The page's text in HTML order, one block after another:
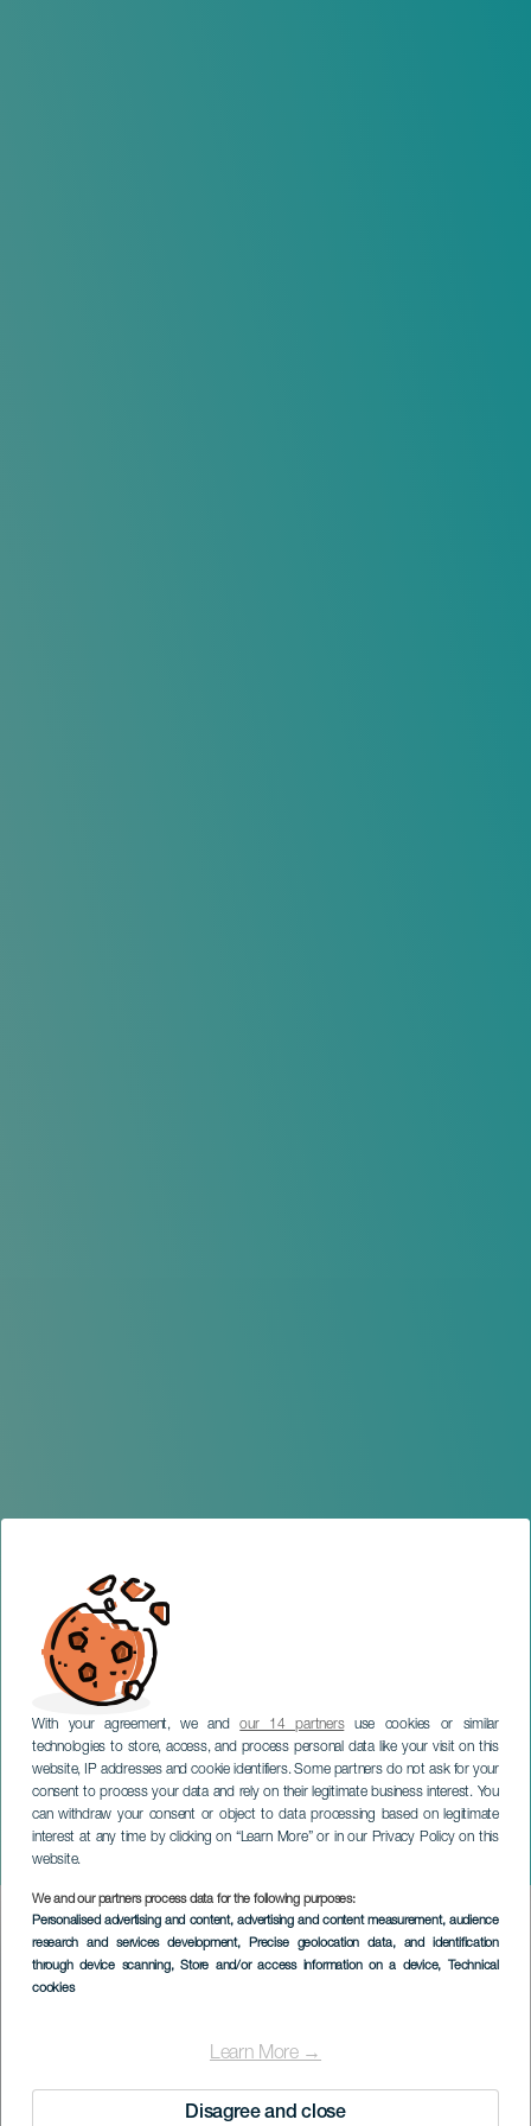
With your agreement, we andour 14 partnersuse cookies or similar
technologies to store, access, and process personal data like your visit on this
website, IP addresses and cookie identifiers. Some partners do not ask for your
consent to process your data and rely on their legitimate business interest. You
can withdraw your consent or object to data processing based on legitimate
interest at any time by clicking on “Learn More” or in our Privacy Policy on this
website.
We and our partners process data for the following purposes:
Personalised advertising and content, advertising and content measurement, audience
research and services development, Precise geolocation data, and identification
through device scanning, Store and/or access information on a device, Technical
cookies
Learn More →
Disagree and close
Martyrs
LANZAROTE
Imagen
Listado